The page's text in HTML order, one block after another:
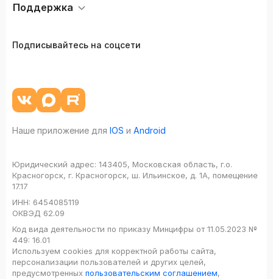
Поддержка
Подписывайтесь на соцсети
Наше приложение для IOS и Android
Юридический адрес: 143405, Московская область, г.о.
Красногорск, г. Красногорск, ш. Ильинское, д. 1А, помещение
17.17
ИНН: 6454085119
ОКВЭД 62.09
Код вида деятельности по приказу Минцифры от 11.05.2023 №
449: 16.01
Используем cookies для корректной работы сайта,
персонализации пользователей и других целей,
предусмотренных пользовательским соглашением,